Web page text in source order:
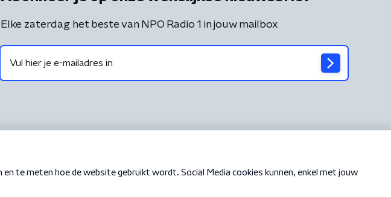
Elke zaterdag het beste van NPO Radio 1 in jouw mailbox